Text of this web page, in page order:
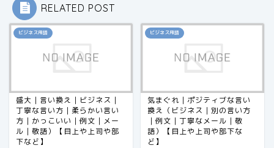
RELATED POST
ビジネス用語
盛大｜言い換え｜ビジネス｜
丁寧な言い方｜柔らかい言い
方｜かっこいい｜例文｜メー
ル｜敬語）【目上や上司や部
下など】
ビジネス用語
気まぐれ｜ポジティブな言い
換え（ビジネス｜別の言い方
｜例文｜丁寧なメール｜敬
語）【目上や上司や部下な
ど】